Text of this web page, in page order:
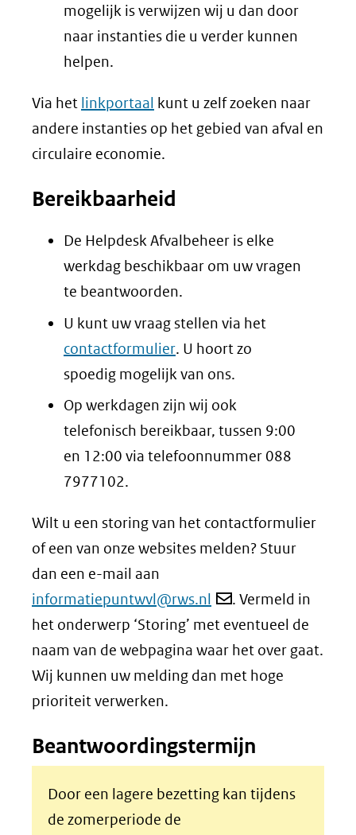
mogelijk is verwijzen wij u dan door
naar instanties die u verder kunnen
helpen.
Via het linkportaal kunt u zelf zoeken naar
andere instanties op het gebied van afval en
circulaire economie.
Bereikbaarheid
De Helpdesk Afvalbeheer is elke
werkdag beschikbaar om uw vragen
te beantwoorden.
U kunt uw vraag stellen via het
contactformulier. U hoort zo
spoedig mogelijk van ons.
Op werkdagen zijn wij ook
telefonisch bereikbaar, tussen 9:00
en 12:00 via telefoonnummer 088
7977102.
Wilt u een storing van het contactformulier
of een van onze websites melden? Stuur
dan een e-mail aan
informatiepuntwvl@rws.nl
. Vermeld in
het onderwerp ‘Storing’ met eventueel de
naam van de webpagina waar het over gaat.
Wij kunnen uw melding dan met hoge
prioriteit verwerken.
Beantwoordingstermijn
Door een lagere bezetting kan tijdens
de zomerperiode de